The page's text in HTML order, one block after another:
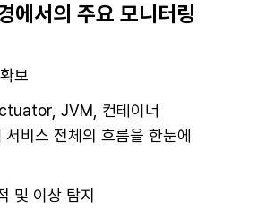
에서의 주요 모니터링
보
JVM, 컨테이너
비스 전체의 흐름을 한눈에
및 이상 탐지